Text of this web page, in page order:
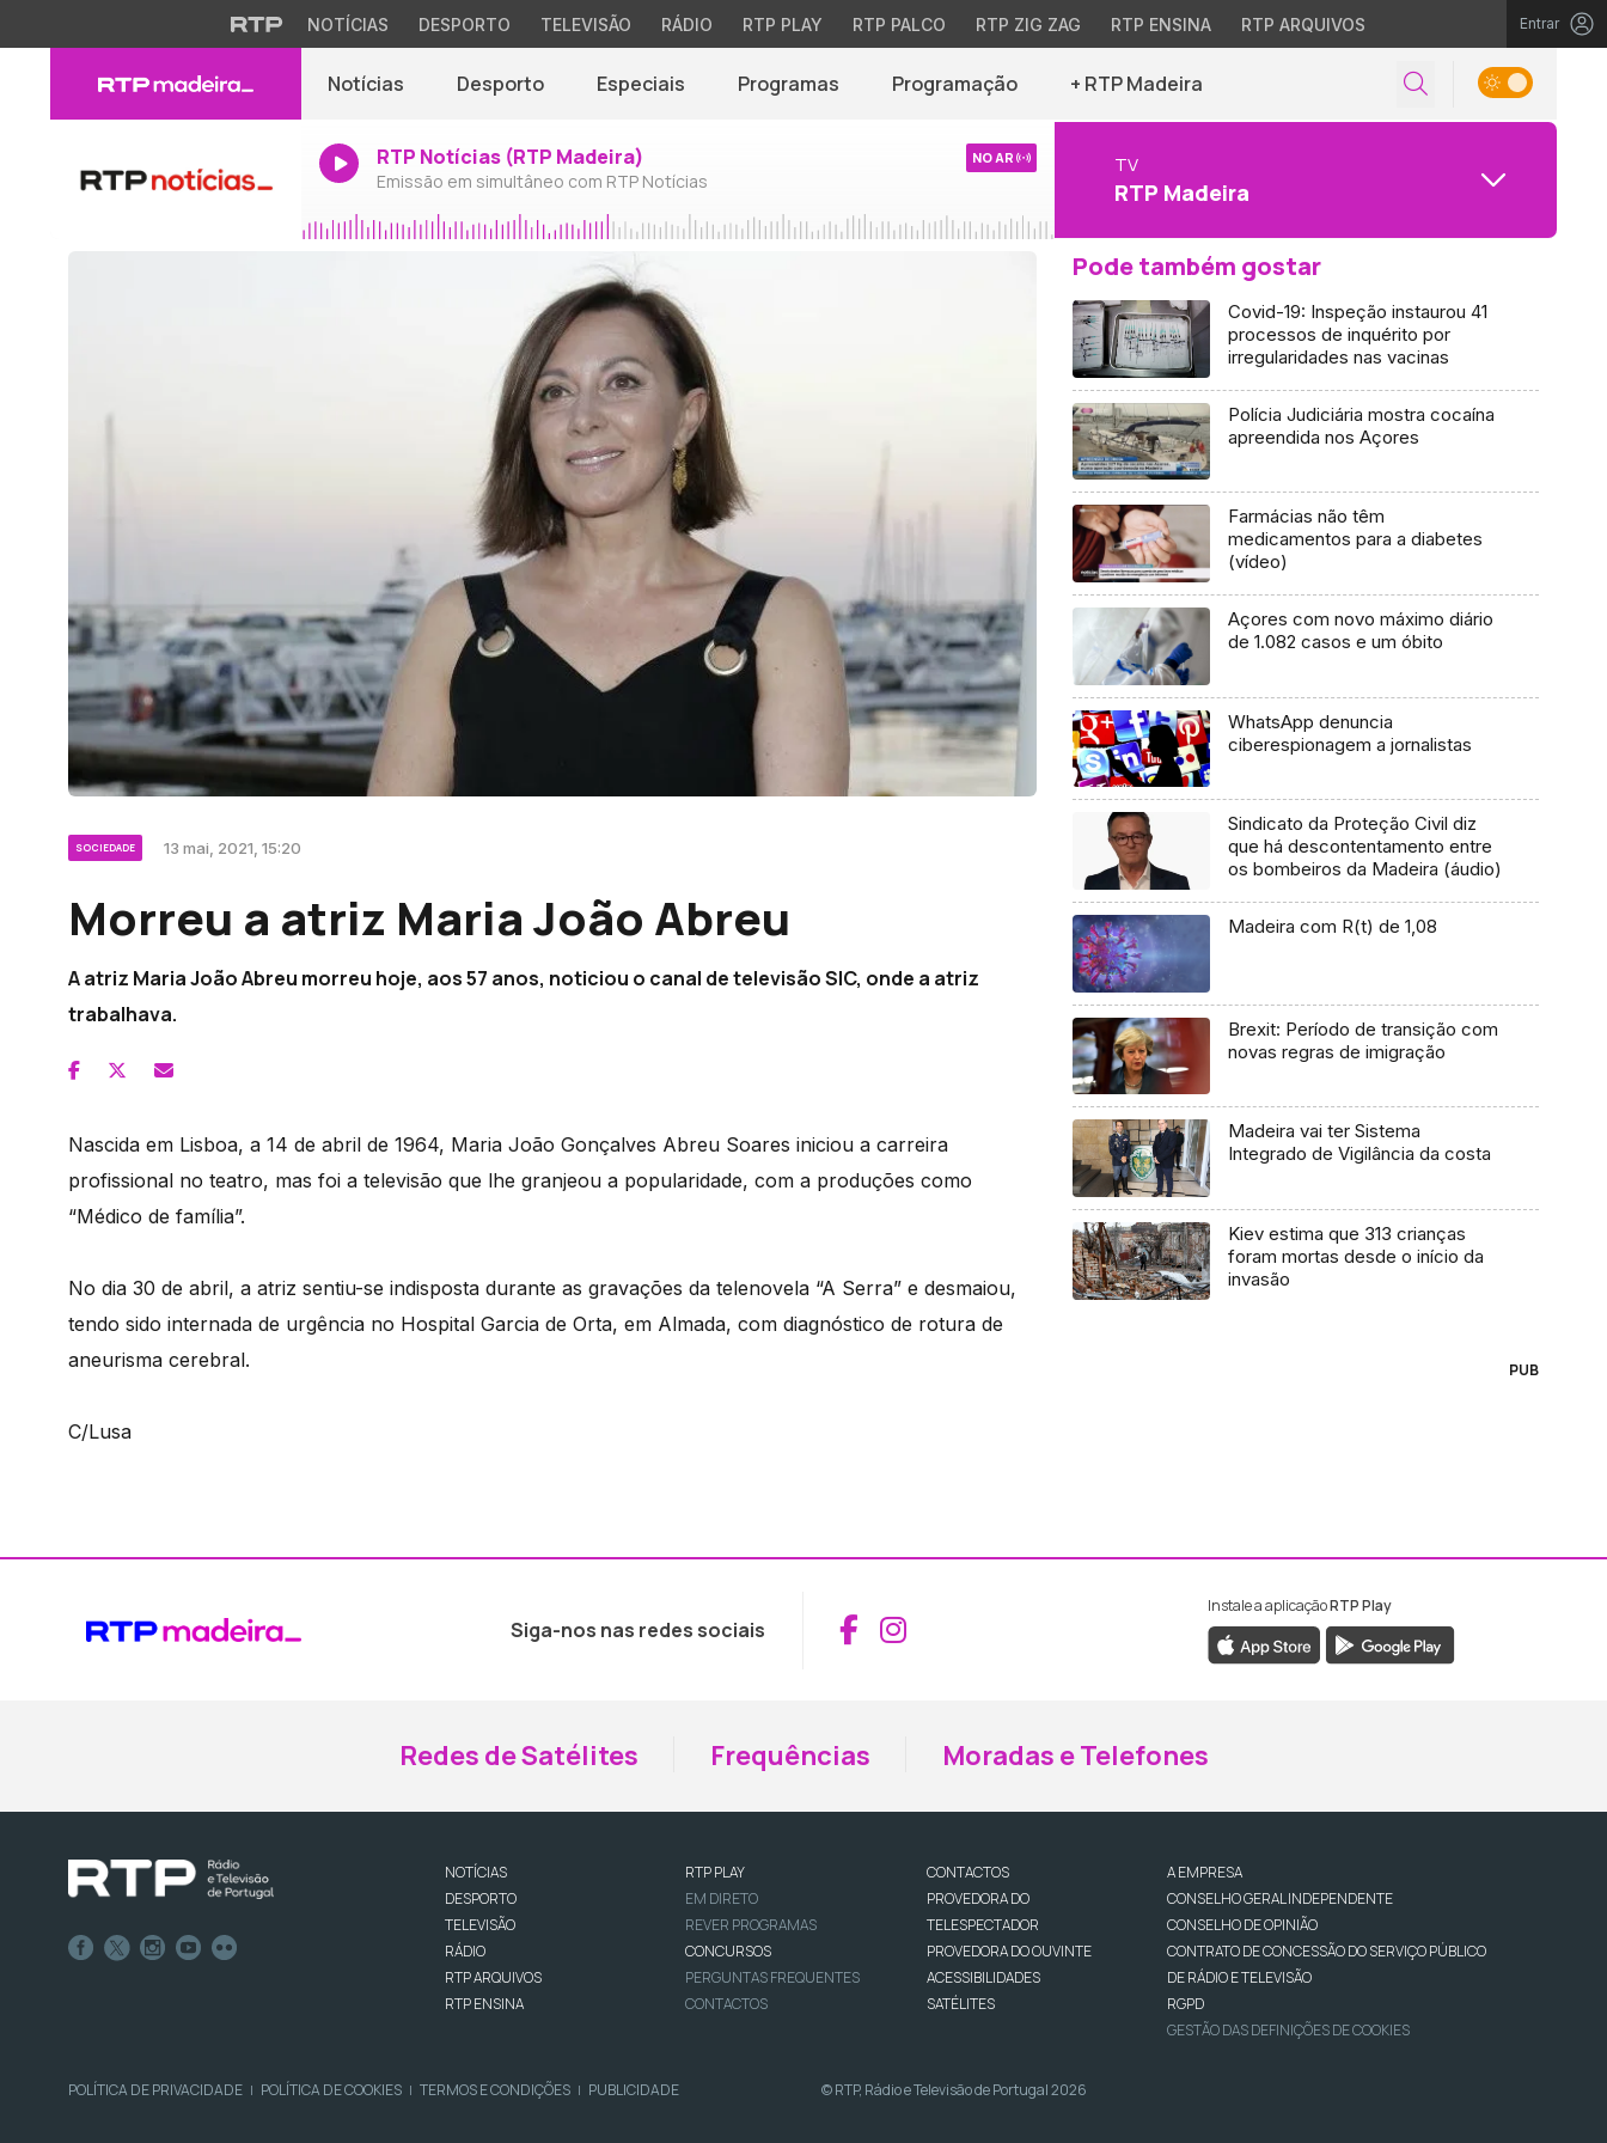
NOTÍCIAS DESPORTO TELEVISÃO RÁDIO RTP PLAY RTP PALCO RTP ZIG ZAG RTP ENSINA RTP ARQUIVOS Entrar
Notícias Desporto Especiais Programas Programação + RTP Madeira
RTP Notícias (RTP Madeira)
Emissão em simultâneo com RTP Notícias
NO AR TV
RTP Madeira
SOCIEDADE 13 mai, 2021, 15:20
Morreu a atriz Maria João Abreu
A atriz Maria João Abreu morreu hoje, aos 57 anos, noticiou o canal de televisão SIC, onde a atriz
trabalhava.
Nascida em Lisboa, a 14 de abril de 1964, Maria João Gonçalves Abreu Soares iniciou a carreira
profissional no teatro, mas foi a televisão que lhe granjeou a popularidade, com a produções como
“Médico de família”.
No dia 30 de abril, a atriz sentiu-se indisposta durante as gravações da telenovela “A Serra” e desmaiou,
tendo sido internada de urgência no Hospital Garcia de Orta, em Almada, com diagnóstico de rotura de
aneurisma cerebral.
C/Lusa
Pode também gostar
Covid-19: Inspeção instaurou 41
processos de inquérito por
irregularidades nas vacinas
Polícia Judiciária mostra cocaína
apreendida nos Açores
Farmácias não têm
medicamentos para a diabetes
(vídeo)
Açores com novo máximo diário
de 1.082 casos e um óbito
WhatsApp denuncia
ciberespionagem a jornalistas
Sindicato da Proteção Civil diz
que há descontentamento entre
os bombeiros da Madeira (áudio)
Madeira com R(t) de 1,08
Brexit: Período de transição com
novas regras de imigração
Madeira vai ter Sistema
Integrado de Vigilância da costa
Kiev estima que 313 crianças
foram mortas desde o início da
invasão
PUB
Siga-nos nas redes sociais Aceder ao Facebook da RTP Madeira
Aceder ao Instagram da RTP Madeira
Instale a aplicaçãoRTP Play
Redes de Satélites Frequências Moradas e Telefones
NOTÍCIAS
DESPORTO
TELEVISÃO
RÁDIO
RTP ARQUIVOS
RTP ENSINA
RTP PLAY
EM DIRETO
REVER PROGRAMAS
CONCURSOS
PERGUNTAS FREQUENTES
CONTACTOS
CONTACTOS
PROVEDORA DO
TELESPECTADOR
PROVEDORA DO OUVINTE
ACESSIBILIDADES
SATÉLITES
A EMPRESA
CONSELHO GERAL INDEPENDENTE
CONSELHO DE OPINIÃO
CONTRATO DE CONCESSÃO DO SERVIÇO PÚBLICO
DE RÁDIO E TELEVISÃO
RGPD
GESTÃO DAS DEFINIÇÕES DE COOKIES
POLÍTICA DE PRIVACIDADE | POLÍTICA DE COOKIES | TERMOS E CONDIÇÕES | PUBLICIDADE © RTP, Rádio e Televisão de Portugal 2026